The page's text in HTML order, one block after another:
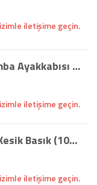
iletişime geçin.
Yumurta Topuk Çarşamba Ayakkabısı Siyah Basık (101SB)
iletişime geçin.
Çarşamba Ayakkabısı Kesik Basık (102KB)
iletişime geçin.